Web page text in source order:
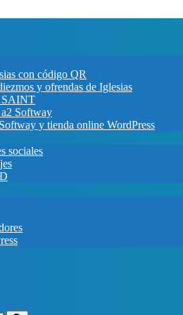
con código QR
y ofrendas de Iglesias
SAINT
Softway
y tienda online WordPress
sociales